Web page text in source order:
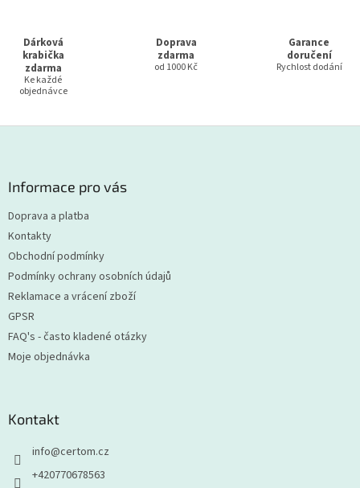
Dárková
krabička
zdarma
Ke každé
objednávce
Doprava
zdarma
od 1000 Kč
Garance
doručení
Rychlost dodání
Informace pro vás
Doprava a platba
Kontakty
Obchodní podmínky
Podmínky ochrany osobních údajů
Reklamace a vrácení zboží
GPSR
FAQ's - často kladené otázky
Moje objednávka
Kontakt
info@certom.cz
+420770678563